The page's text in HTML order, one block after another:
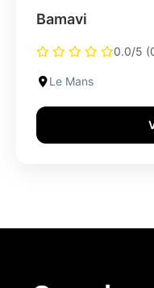
Bamavi
0.0/5
Le Mans